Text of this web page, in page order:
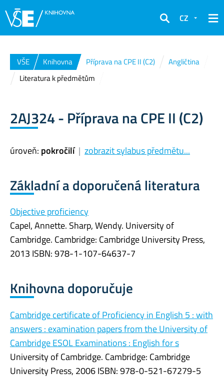
Hledat
CZ
VŠE Knihovna Příprava na CPE II (C2)
Angličtina
Literatura k předmětům
2AJ324 - Příprava na CPE II (C2)
úroveň: pokročilí | zobrazit sylabus předmětu...
Základní a doporučená literatura
Objective proficiency
Capel, Annette. Sharp, Wendy. University of
Cambridge. Cambridge: Cambridge University Press,
2013 ISBN: 978-1-107-64637-7
Knihovna doporučuje
Cambridge certificate of Proficiency in English 5 : with
answers : examination papers from the University of
Cambridge ESOL Examinations : English for s
University of Cambridge. Cambridge: Cambridge
University Press, 2006 ISBN: 978-0-521-67279-5